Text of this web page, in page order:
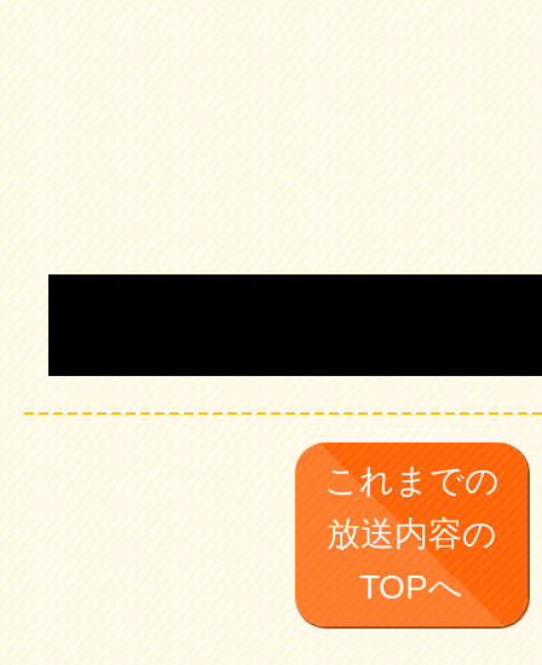
これまでの
放送内容の
TOPへ